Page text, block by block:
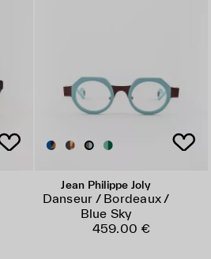
Jean Philippe Joly
Danseur / Bordeaux /
Blue Sky
459.00 €